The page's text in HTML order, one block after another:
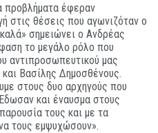
προβλήματα έφεραν
στις θέσεις που αγωνιζόταν ο
σημειώνει ο Ανδρέας
το μεγάλο ρόλο που
αντιπροσωπευτικού μας
Βασίλης Δημοσθένους.
στους δυο αρχηγούς που
και έναυσμα στους
τους και με τα
τους εμψυχώσουν».